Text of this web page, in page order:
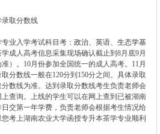
录取分数线
专业入学考试科目考： 政治、英语、生态学基
学成人高考信息采集现场确认截止到8月底9月
）。10月份参加全国统一的成人高考。11月
分数线一般在120分到150分之间。具体录取
数线为准。达到录取分数线考生负责老师会
查询。上线的学生可以在网上查到已被湖南
交第一年学费，负责老师会根据考生情况给
考上湖南农业大学函授专升本茶学专业顺利